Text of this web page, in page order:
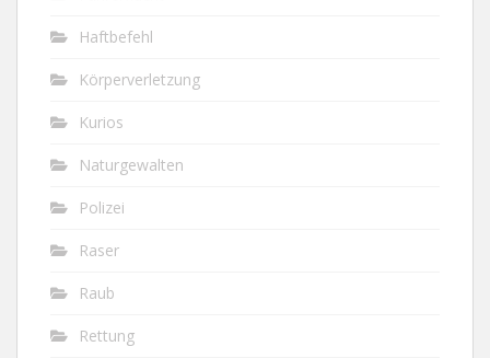
Haftbefehl
Körperverletzung
Kurios
Naturgewalten
Polizei
Raser
Raub
Rettung